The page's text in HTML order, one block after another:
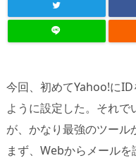
今回、初めてYahoo!に
ように設定した。それ
が、かなり最強のツール
まず、Webからメール